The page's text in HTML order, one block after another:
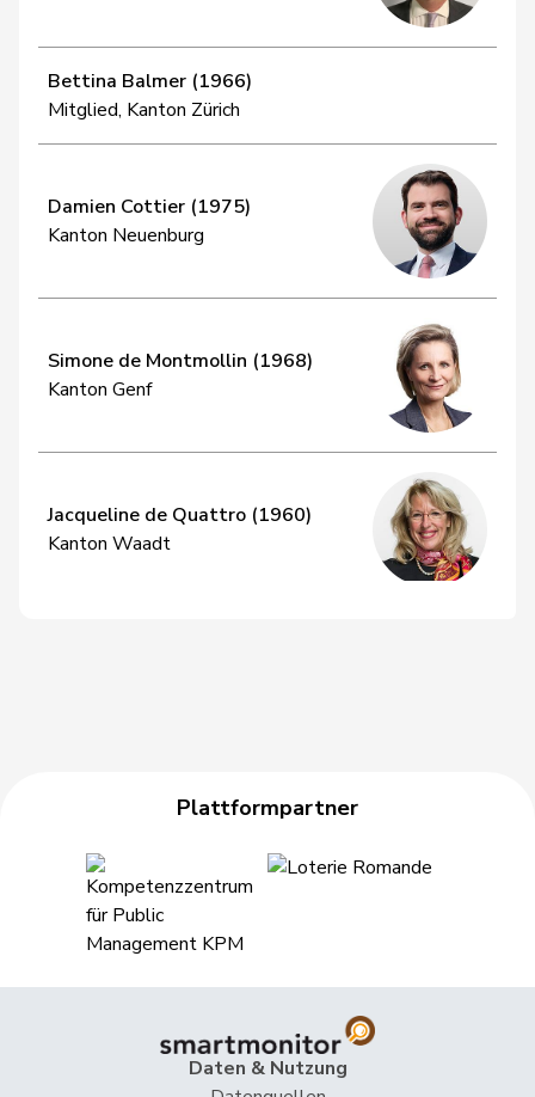
Bettina Balmer (1966)
Mitglied, Kanton Zürich
Damien Cottier (1975)
Kanton Neuenburg
Simone de Montmollin (1968)
Kanton Genf
Jacqueline de Quattro (1960)
Kanton Waadt
Alex Farinelli (1981)
Kanton Tessin
Olivier Feller (1974)
Anna Giacometti (1961)
Kanton Graubünden
Plattformpartner
Daten & Nutzung